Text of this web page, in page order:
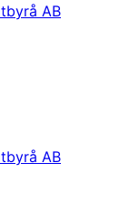
AB
AB